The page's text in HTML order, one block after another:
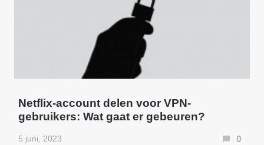
Netflix-account delen voor VPN-
gebruikers: Wat gaat er gebeuren?
5 juni, 2023 0